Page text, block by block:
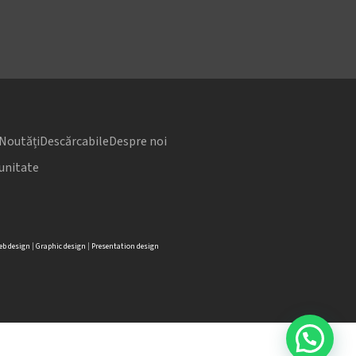
NoutățiDescărcabileDespre noi
design Graphic design Presentation design